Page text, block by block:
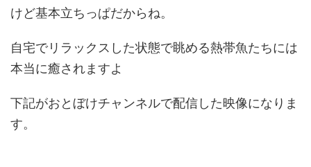
けど基本立ちっぱだからね。
自宅でリラックスした状態で眺める熱帯魚たちには
本当に癒されますよ
下記がおとぼけチャンネルで配信した映像になりま
す。